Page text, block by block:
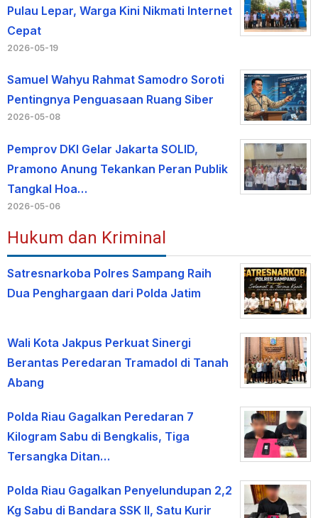
Pulau Lepar, Warga Kini Nikmati Internet
Cepat
2026-05-19
Samuel Wahyu Rahmat Samodro Soroti
Pentingnya Penguasaan Ruang Siber
2026-05-08
Pemprov DKI Gelar Jakarta SOLID,
Pramono Anung Tekankan Peran Publik
Tangkal Hoa…
2026-05-06
Hukum dan Kriminal
Satresnarkoba Polres Sampang Raih
Dua Penghargaan dari Polda Jatim
Wali Kota Jakpus Perkuat Sinergi
Berantas Peredaran Tramadol di Tanah
Abang
Polda Riau Gagalkan Peredaran 7
Kilogram Sabu di Bengkalis, Tiga
Tersangka Ditan…
Polda Riau Gagalkan Penyelundupan 2,2
Kg Sabu di Bandara SSK II, Satu Kurir